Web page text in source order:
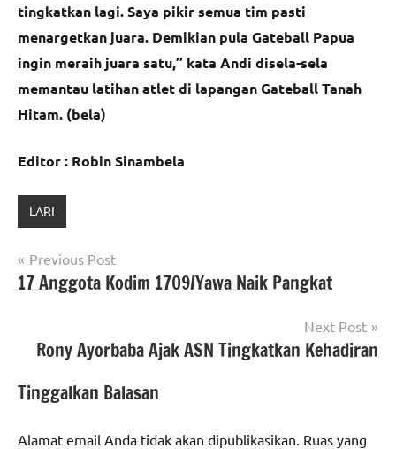
tingkatkan lagi. Saya pikir semua tim pasti
menargetkan juara. Demikian pula Gateball Papua
ingin meraih juara satu,’’ kata Andi disela-sela
memantau latihan atlet di lapangan Gateball Tanah
Hitam. (bela)
Editor : Robin Sinambela
LARI
Navigasi
pos
Previous Post
17 Anggota Kodim 1709/Yawa Naik Pangkat
Next Post
Rony Ayorbaba Ajak ASN Tingkatkan Kehadiran
Tinggalkan Balasan
Alamat email Anda tidak akan dipublikasikan. Ruas yang